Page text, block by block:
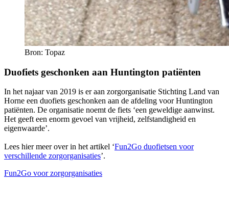
Bron: Topaz
Duofiets geschonken aan Huntington patiënten
In het najaar van 2019 is er aan zorgorganisatie Stichting Land van
Horne een duofiets geschonken aan de afdeling voor Huntington
patiënten. De organisatie noemt de fiets ‘een geweldige aanwinst.
Het geeft een enorm gevoel van vrijheid, zelfstandigheid en
eigenwaarde’.
Lees hier meer over in het artikel ‘Fun2Go duofietsen voor
verschillende zorgorganisaties’.
Fun2Go voor zorgorganisaties